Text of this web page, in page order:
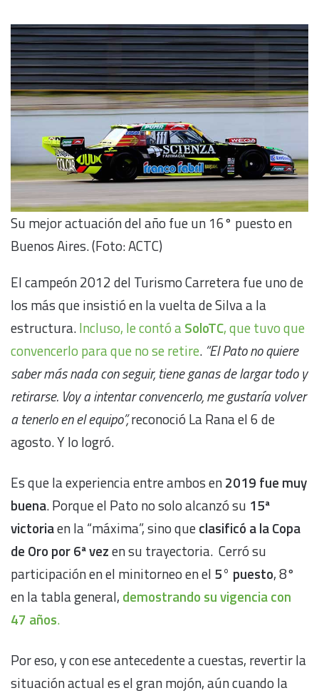
Su mejor actuación del año fue un 16° puesto en
Buenos Aires. (Foto: ACTC)
El campeón 2012 del Turismo Carretera fue uno de
los más que insistió en la vuelta de Silva a la
estructura.Incluso, le contó aSoloTC, que tuvo que
convencerlo para que no se retire. “El Pato no quiere
saber más nada con seguir, tiene ganas de largar todo y
retirarse. Voy a intentar convencerlo, me gustaría volver
a tenerlo en el equipo”,reconoció La Rana el 6 de
agosto. Y lo logró.
Es que la experiencia entre ambos en2019 fue muy
buena. Porque el Pato no solo alcanzó su 15ª
victoriaen la “máxima”, sino queclasificó a la Copa
de Oro por 6ª vezen su trayectoria. Cerró su
participación en el minitorneo en el 5° puesto, 8°
en la tabla general, demostrando su vigencia con
47 años.
Por eso, y con ese antecedente a cuestas, revertir la
situación actual es el gran mojón, aún cuando la